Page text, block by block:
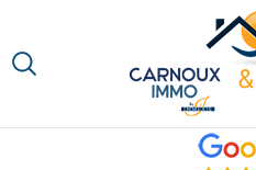
menu
contenu